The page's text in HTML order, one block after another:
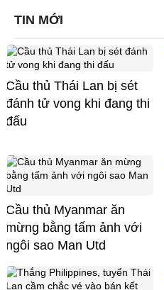
TIN MỚI
Cầu thủ Thái Lan bị sét
đánh tử vong khi đang thi
đấu
Cầu thủ Myanmar ăn
mừng bằng tấm ảnh với
ngôi sao Man Utd